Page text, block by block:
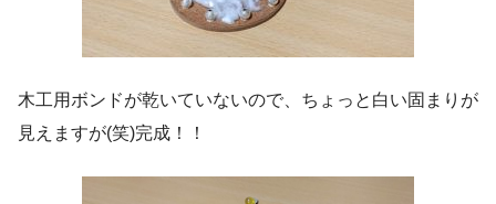
木工用ボンドが乾いていないので、ちょっと白い固まりが
見えますが(笑)完成！！